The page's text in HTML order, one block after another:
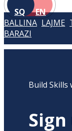
SQ EN
BALLINA LAJME
BARAZI
Build Skills